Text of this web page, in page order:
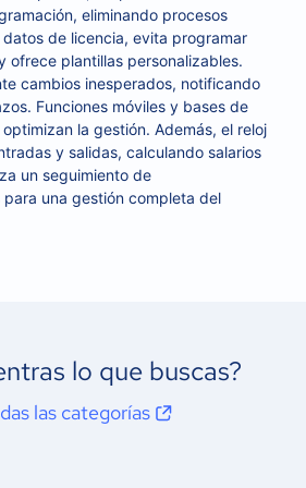
eliminando procesos
datos de licencia, evita programar
ofrece plantillas personalizables.
cambios inesperados, notificando
Funciones móviles y bases de
la gestión. Además, el reloj
y salidas, calculando salarios
un seguimiento de
una gestión completa del
lo que buscas?
las categorías